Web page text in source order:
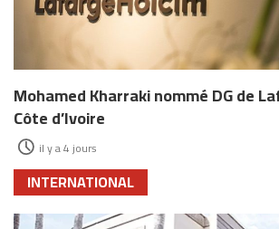
Mohamed Kharraki nommé DG de
Côte d’Ivoire
il y a 4 jours
INTERNATIONAL